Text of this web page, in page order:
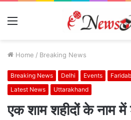
Menu
Home / Breaking News
Breaking News Delhi Events
Latest News
Uttarakhand
एक शाम शहीदों के नाम में